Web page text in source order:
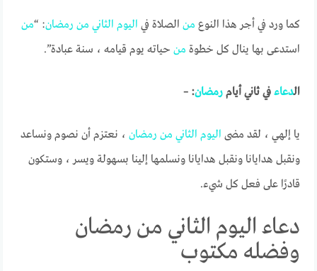
كما ورد في أجر هذا النوع من الصلاة في اليوم الثاني من رمضان: “من
استدعى بها ينال كل خطوة من حياته يوم قيامه ، سنة عبادة”.
الدعاء في ثاني أيامرمضان: –
يا إلهي ، لقد مضى اليوم الثاني من رمضان ، نعتزم أن نصوم ونساعد
ونقبل هدايانا ونقبل هدايانا ونسلمها إلينا بسهولة ويسر ، وستكون
قادرًا على فعل كل شيء.
دعاء اليوم الثاني من رمضان
وفضله مكتوب